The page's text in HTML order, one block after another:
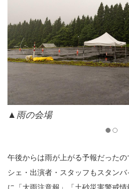
▲雨の会場
午後からは雨が上がる予報だった
シェ・出演者・スタッフもスタン
に「大雨注意報」「土砂災害警戒